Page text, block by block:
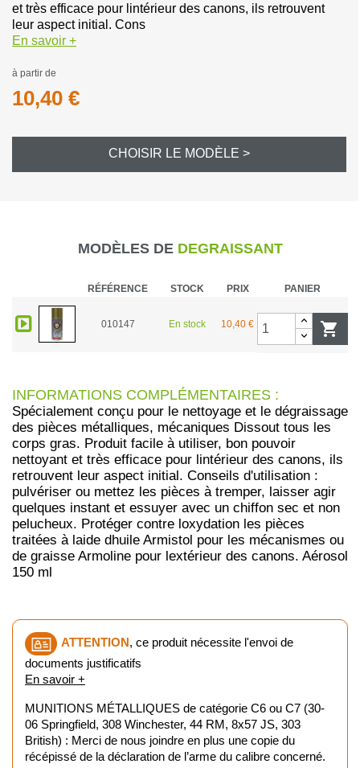
et très efficace pour lintérieur des canons, ils retrouvent
leur aspect initial. Cons
En savoir +
à partir de
10,40 €
CHOISIR LE MODÈLE >
MODÈLES DEDEGRAISSANT
RÉFÉRENCE STOCK PRIX PANIER
010147 En stock 10,40 € 
INFORMATIONS COMPLÉMENTAIRES :
Spécialement conçu pour le nettoyage et le dégraissage
des pièces métalliques, mécaniques Dissout tous les
corps gras. Produit facile à utiliser, bon pouvoir
nettoyant et très efficace pour lintérieur des canons, ils
retrouvent leur aspect initial. Conseils d'utilisation :
pulvériser ou mettez les pièces à tremper, laisser agir
quelques instant et essuyer avec un chiffon sec et non
pelucheux. Protéger contre loxydation les pièces
traitées à laide dhuile Armistol pour les mécanismes ou
de graisse Armoline pour lextérieur des canons. Aérosol
150 ml
ATTENTION, ce produit nécessite l'envoi de
documents justificatifs
En savoir +
MUNITIONS MÉTALLIQUES de catégorie C6 ou C7 (30-
06 Springfield, 308 Winchester, 44 RM, 8x57 JS, 303
British) : Merci de nous joindre en plus une copie du
récépissé de la déclaration de l’arme du calibre concerné.